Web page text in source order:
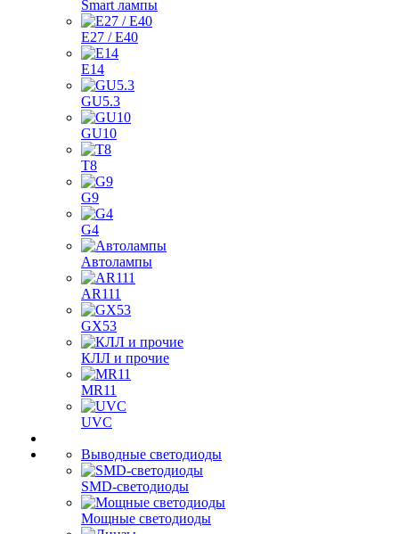
Smart лампы
E27 / E40
E14
GU5.3
GU10
T8
G9
G4
Автолампы
AR111
GX53
КЛЛ и прочие
MR11
UVC
Выводные светодиоды
SMD-светодиоды
Мощные светодиоды